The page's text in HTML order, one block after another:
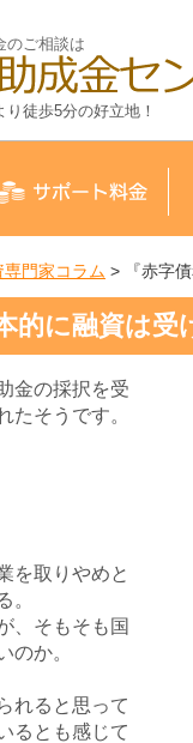
のご相談は
徒歩5分の好立地！
専門家コラム > 『赤字
的に融資は受
金の採択を受
たそうです。
を取りやめと
。
、そもそも国
のか。
れると思って
るとも感じて